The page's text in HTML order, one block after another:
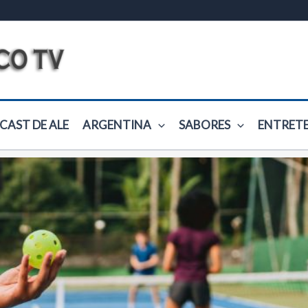
DE ALE ARGENTINA SABORES